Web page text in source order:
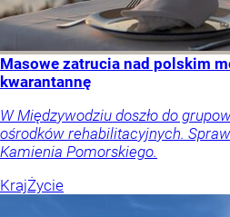
Masowe zatrucia nad polskim
kwarantannę
W Międzywodziu doszło do
ośrodków rehabilitacyjnych.
Kamienia Pomorskiego.
KrajŻycie